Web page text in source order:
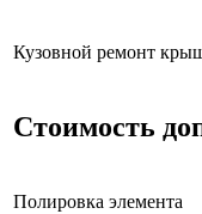
Кузовной ремонт
Стоимость
Полировка элемента